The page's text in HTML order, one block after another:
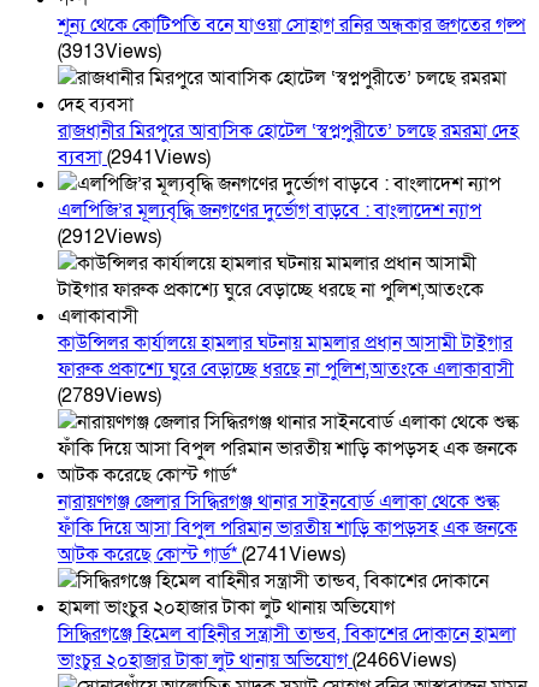
শূন্য থেকে কোটিপতি বনে যাওয়া সোহাগ রনির অন্ধকার জগতের গল্প
(3913Views)
রাজধানীর মিরপুরে আবাসিক হোটেল ‘স্বপ্নপুরীতে’ চলছে রমরমা দেহ
ব্যবসা(2941Views)
এলপিজি’র মূল্যবৃদ্ধি জনগণের দুর্ভোগ বাড়বে : বাংলাদেশ ন্যাপ
(2912Views)
কাউন্সিলর কার্যালয়ে হামলার ঘটনায় মামলার প্রধান আসামী টাইগার
ফারুক প্রকাশ্যে ঘুরে বেড়াচ্ছে ধরছে না পুলিশ,আতংকে এলাকাবাসী
(2789Views)
নারায়ণগঞ্জ জেলার সিদ্ধিরগঞ্জ থানার সাইনবোর্ড এলাকা থেকে শুল্ক
ফাঁকি দিয়ে আসা বিপুল পরিমান ভারতীয় শাড়ি কাপড়সহ এক জনকে
আটক করেছে কোস্ট গার্ড*(2741Views)
সিদ্ধিরগঞ্জে হিমেল বাহিনীর সন্ত্রাসী তান্ডব, বিকাশের দোকানে হামলা
ভাংচুর ২০হাজার টাকা লুট থানায় অভিযোগ(2466Views)